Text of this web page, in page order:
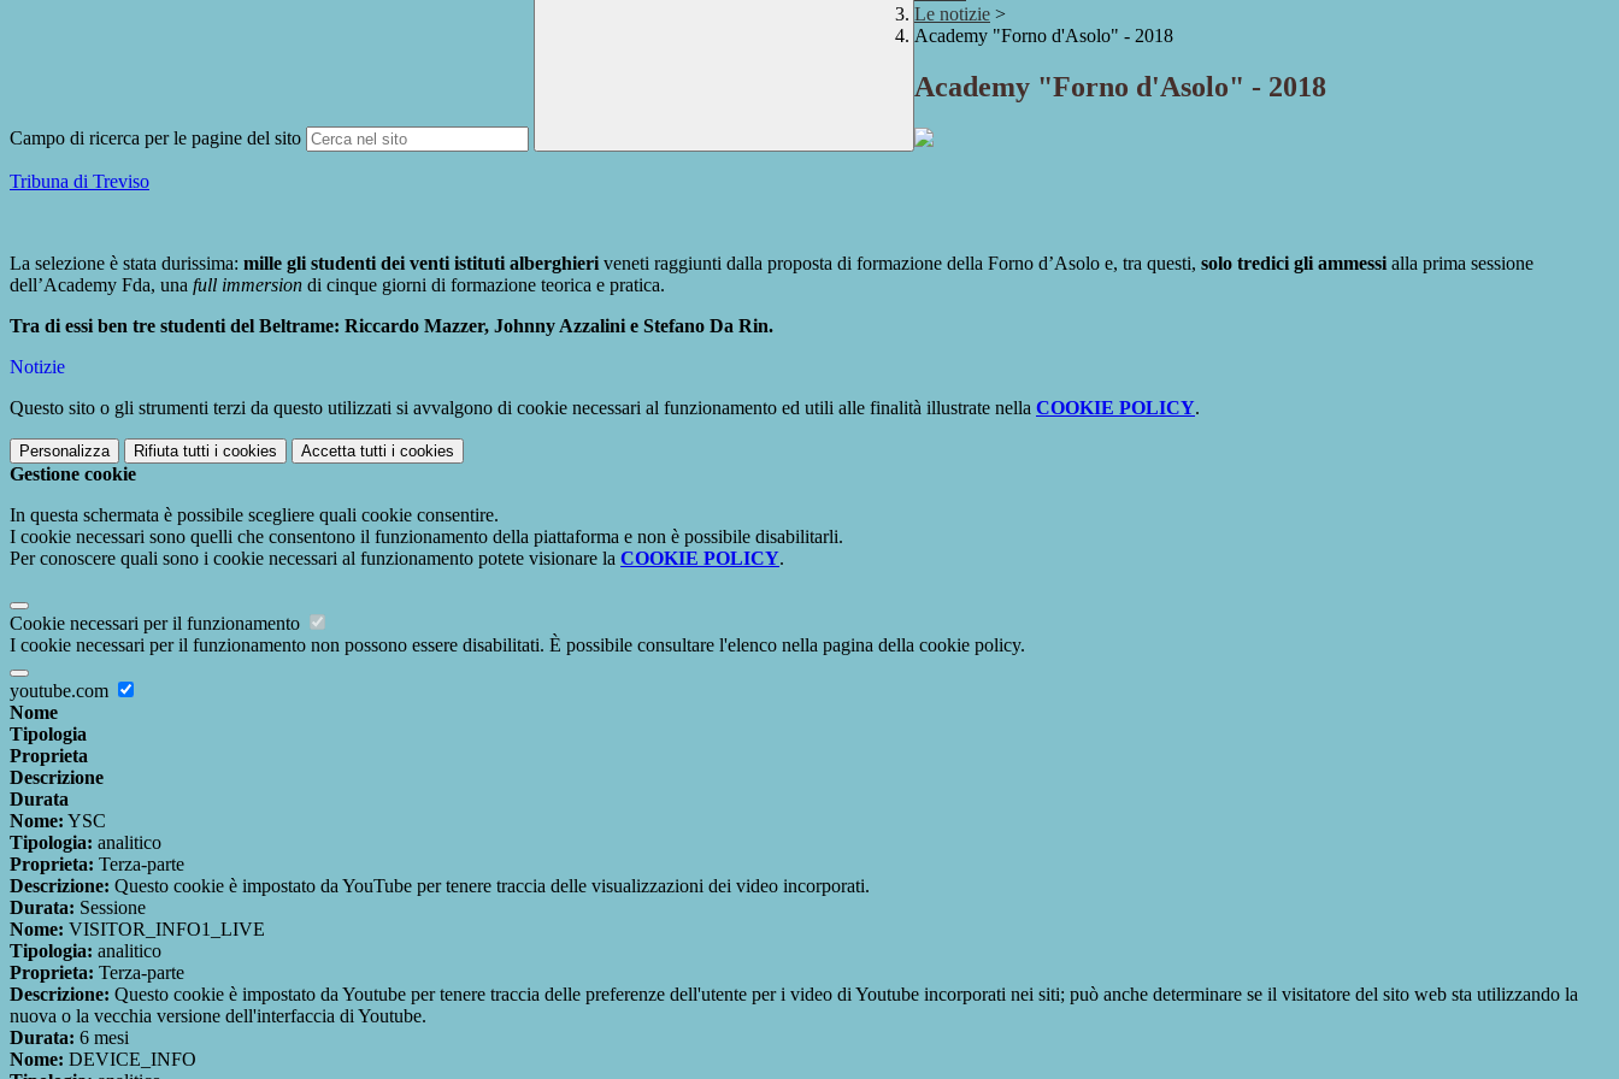
Campo di ricerca per le pagine del sito
Le notizie >
Academy "Forno d'Asolo" - 2018
Academy "Forno d'Asolo" - 2018
Tribuna di Treviso
La selezione è stata durissima: mille gli studenti dei venti istituti alberghieri veneti raggiunti dalla proposta di formazione della Forno d’Asolo e, tra questi, solo tredici gli ammessi alla prima sessione
dell’Academy Fda, una full immersion di cinque giorni di formazione teorica e pratica.
Tra di essi ben tre studenti del Beltrame: Riccardo Mazzer, Johnny Azzalini e Stefano Da Rin.
Notizie
Questo sito o gli strumenti terzi da questo utilizzati si avvalgono di cookie necessari al funzionamento ed utili alle finalità illustrate nella COOKIE POLICY.
Personalizza Rifiuta tutti i cookies Accetta tutti i cookies
Gestione cookie
In questa schermata è possibile scegliere quali cookie consentire.
I cookie necessari sono quelli che consentono il funzionamento della piattaforma e non è possibile disabilitarli.
Per conoscere quali sono i cookie necessari al funzionamento potete visionare la COOKIE POLICY.
Cookie necessari per il funzionamento
I cookie necessari per il funzionamento non possono essere disabilitati. È possibile consultare l'elenco nella pagina della cookie policy.
youtube.com
Nome
Tipologia
Proprieta
Descrizione
Durata
Nome: YSC
Tipologia: analitico
Proprieta: Terza-parte
Descrizione: Questo cookie è impostato da YouTube per tenere traccia delle visualizzazioni dei video incorporati.
Durata: Sessione
Nome: VISITOR_INFO1_LIVE
Tipologia: analitico
Proprieta: Terza-parte
Descrizione: Questo cookie è impostato da Youtube per tenere traccia delle preferenze dell'utente per i video di Youtube incorporati nei siti; può anche determinare se il visitatore del sito web sta utilizzando la
nuova o la vecchia versione dell'interfaccia di Youtube.
Durata: 6 mesi
Nome: DEVICE_INFO